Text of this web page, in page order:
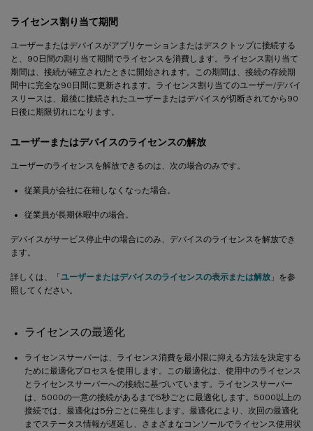
ライセンス割り当て期間
ユーザーまたはデバイスがアプリケーションまたはデスクトップに接続する
と、90日間の割り当て期間でライセンスを消費します。ライセンス割り当て
期間は、接続が確立されたときに開始されます。この期間は、接続の存続期
間中に完全な90日間に更新されます。ライセンス割り当てのユーザー/デバイ
スリースは、最後に接続されたユーザーまたはデバイスが切断されてから90
日後に期限切れになります。
ユーザーまたはデバイスのライセンスの解放
ユーザーのライセンスを解放できるのは、次の場合のみです。
従業員が会社に在籍しなくなった場合。
従業員が長期休暇中の場合。
デバイスがサービス停止中の場合にのみ、デバイスのライセンスを解放でき
ます。
詳しくは、「ユーザーまたはデバイスのライセンスの表示または解放 」を参
照してください。
ライセンスの最適化
ライセンスサーバーは、ライセンス消費を最小限に抑える方法を決定する
ために最適化プロセスを使用します。この最適化は、使用中のライセンス
とライセンスサーバーへの接続に基づいています。ライセンスサーバー
は、5000の一意の接続があるまで5秒ごとに最適化します。5000以上の
接続では、最適化は5分ごとに発生します。最適化により、次回の最適化
までステータス情報が遅延し、さまざまなコンソールでライセンス使用状